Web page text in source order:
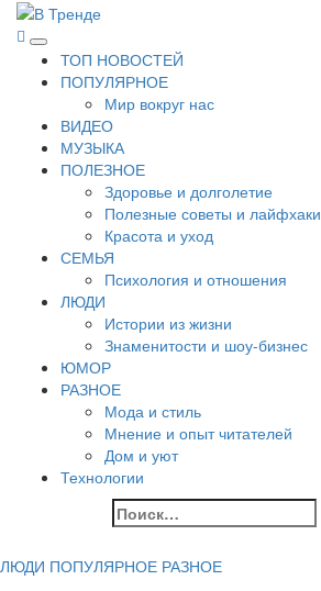
Перейти
содержимому
В Тренде
Самые свежие новости интернета
Основное
меню
ТОП НОВОСТЕЙ
ПОПУЛЯРНОЕ
Мир вокруг нас
ВИДЕО
МУЗЫКА
ПОЛЕЗНОЕ
Здоровье и долголетие
Полезные советы и лайфхаки
Красота и уход
СЕМЬЯ
Психология и отношения
ЛЮДИ
Истории из жизни
Знаменитости и шоу-бизнес
ЮМОР
РАЗНОЕ
Мода и стиль
Мнение и опыт читателей
Дом и уют
Технологии
Найти:
ЛЮДИ ПОПУЛЯРНОЕ РАЗНОЕ